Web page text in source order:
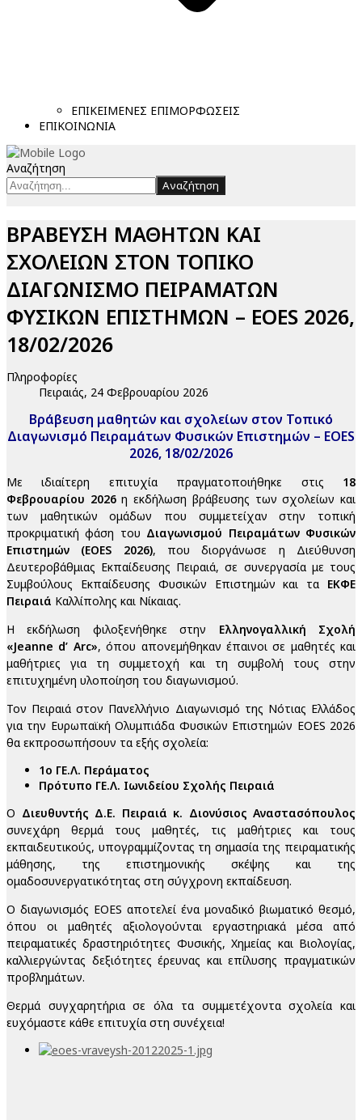
ΕΠΙΚΕΙΜΕΝΕΣ ΕΠΙΜΟΡΦΩΣΕΙΣ
ΕΠΙΚΟΙΝΩΝΙΑ
Αναζήτηση
Αναζήτηση
ΒΡΑΒΕΥΣΗ ΜΑΘΗΤΩΝ ΚΑΙ
ΣΧΟΛΕΙΩΝ ΣΤΟΝ ΤΟΠΙΚΟ
ΔΙΑΓΩΝΙΣΜΟ ΠΕΙΡΑΜΑΤΩΝ
ΦΥΣΙΚΩΝ ΕΠΙΣΤΗΜΩΝ – EOES 2026,
18/02/2026
Πληροφορίες
Πειραιάς, 24 Φεβρουαρίου 2026
Βράβευση μαθητών και σχολείων στον Τοπικό
Διαγωνισμό Πειραμάτων Φυσικών Επιστημών – EOES
2026, 18/02/2026
Με ιδιαίτερη επιτυχία πραγματοποιήθηκε στις 18
Φεβρουαρίου 2026η εκδήλωση βράβευσης των σχολείων και
των μαθητικών ομάδων που συμμετείχαν στην τοπική
προκριματική φάση του Διαγωνισμού Πειραμάτων Φυσικών
Επιστημών (EOES 2026), που διοργάνωσε η Διεύθυνση
Δευτεροβάθμιας Εκπαίδευσης Πειραιά, σε συνεργασία με τους
Συμβούλους Εκπαίδευσης Φυσικών Επιστημών και τα ΕΚΦΕ
Πειραιά Καλλίπολης και Νίκαιας.
Η εκδήλωση φιλοξενήθηκε στην Ελληνογαλλική Σχολή
«Jeanne d’ Arc», όπου απονεμήθηκαν έπαινοι σε μαθητές και
μαθήτριες για τη συμμετοχή και τη συμβολή τους στην
επιτυχημένη υλοποίηση του διαγωνισμού.
Τον Πειραιά στον Πανελλήνιο Διαγωνισμό της Νότιας Ελλάδος
για την Ευρωπαϊκή Ολυμπιάδα Φυσικών Επιστημών EOES 2026
θα εκπροσωπήσουν τα εξής σχολεία:
1ο ΓΕ.Λ. Περάματος
Πρότυπο ΓΕ.Λ. Ιωνιδείου Σχολής Πειραιά
Ο Διευθυντής Δ.Ε. Πειραιά κ. Διονύσιος Αναστασόπουλος
συνεχάρη θερμά τους μαθητές, τις μαθήτριες και τους
εκπαιδευτικούς, υπογραμμίζοντας τη σημασία της πειραματικής
μάθησης, της επιστημονικής σκέψης και της
ομαδοσυνεργατικότητας στη σύγχρονη εκπαίδευση.
Ο διαγωνισμός EOES αποτελεί ένα μοναδικό βιωματικό θεσμό,
όπου οι μαθητές αξιολογούνται εργαστηριακά μέσα από
πειραματικές δραστηριότητες Φυσικής, Χημείας και Βιολογίας,
καλλιεργώντας δεξιότητες έρευνας και επίλυσης πραγματικών
προβλημάτων.
Θερμά συγχαρητήρια σε όλα τα συμμετέχοντα σχολεία και
ευχόμαστε κάθε επιτυχία στη συνέχεια!